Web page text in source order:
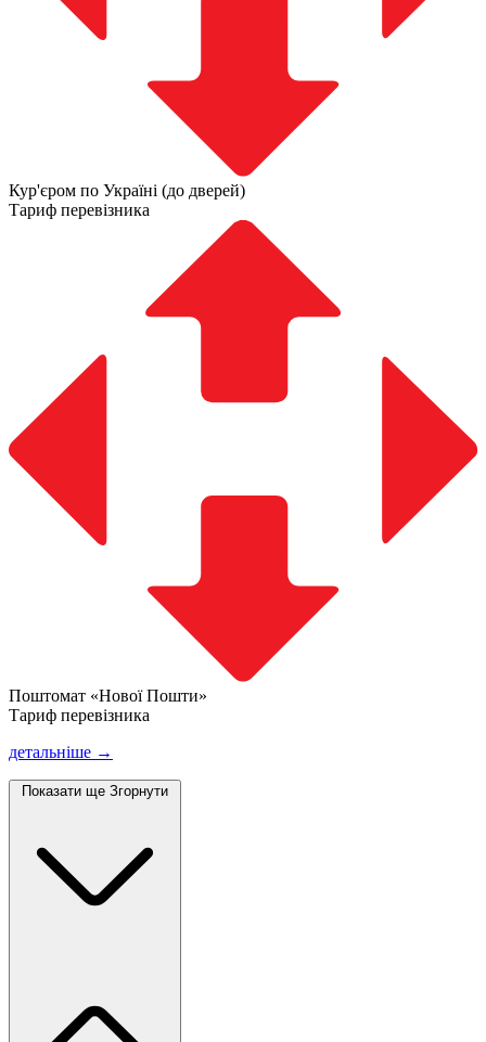
Кур'єром по Україні (до дверей)
Тариф перевізника
Поштомат «Нової Пошти»
Тариф перевізника
детальніше →
Показати ще Згорнути